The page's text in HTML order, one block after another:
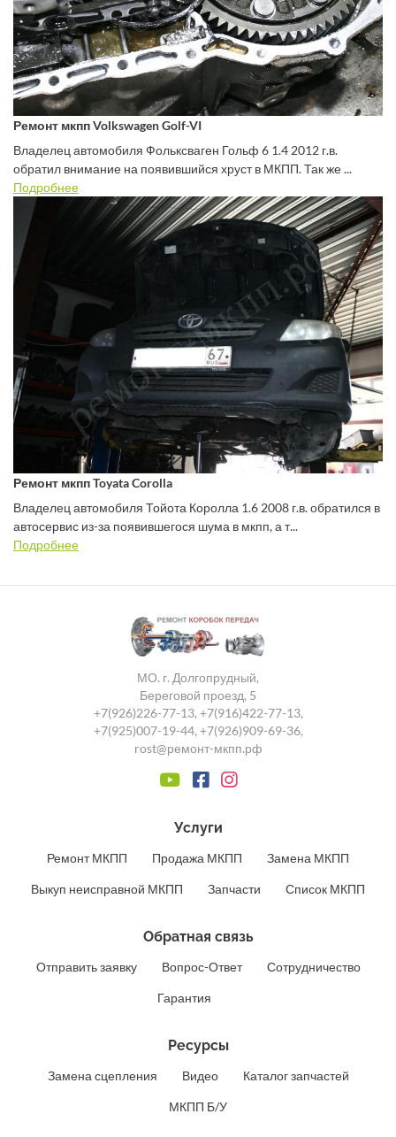
Ремонт мкпп Volkswagen Golf-VI
Владелец автомобиля Фольксваген Гольф 6 1.4 2012 г.в.
обратил внимание на появившийся хруст в МКПП. Так же ...
Подробнее
Ремонт мкпп Toyata Corolla
Владелец автомобиля Тойота Королла 1.6 2008 г.в. обратился в
автосервис из-за появившегося шума в мкпп, а т...
Подробнее
МО. г. Долгопрудный,
Береговой проезд, 5
+7(926)226-77-13, +7(916)422-77-13,
+7(925)007-19-44, +7(926)909-69-36,
rost@ремонт-мкпп.рф
Услуги
Ремонт МКПП Продажа МКПП Замена МКПП
Выкуп неисправной МКПП Запчасти Список МКПП
Обратная связь
Отправить заявку Вопрос-Ответ Сотрудничество
Гарантия
Ресурсы
Замена сцепления Видео Каталог запчастей
МКПП Б/У